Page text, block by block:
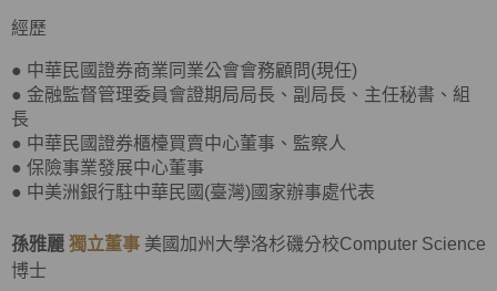
經歷
● 中華民國證券商業同業公會會務顧問(現任)
● 金融監督管理委員會證期局局長、副局長、主任秘書、組
長
● 中華民國證券櫃檯買賣中心董事、監察人
● 保險事業發展中心董事
● 中美洲銀行駐中華民國(臺灣)國家辦事處代表
孫雅麗 獨立董事 美國加州大學洛杉磯分校Computer Science
博士